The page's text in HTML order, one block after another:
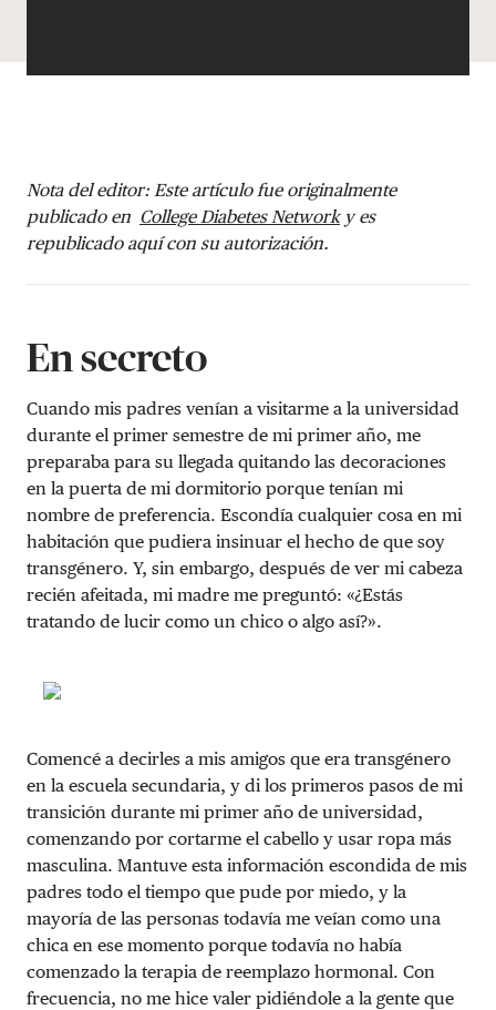
Nota del editor: Este artículo fue originalmente
publicado en College Diabetes Networky es
republicado aquí con su autorización.
En secreto
Cuando mis padres venían a visitarme a la universidad
durante el primer semestre de mi primer año, me
preparaba para su llegada quitando las decoraciones
en la puerta de mi dormitorio porque tenían mi
nombre de preferencia. Escondía cualquier cosa en mi
habitación que pudiera insinuar el hecho de que soy
transgénero. Y, sin embargo, después de ver mi cabeza
recién afeitada, mi madre me preguntó: «¿Estás
tratando de lucir como un chico o algo así?».
Comencé a decirles a mis amigos que era transgénero
en la escuela secundaria, y di los primeros pasos de mi
transición durante mi primer año de universidad,
comenzando por cortarme el cabello y usar ropa más
masculina. Mantuve esta información escondida de mis
padres todo el tiempo que pude por miedo, y la
mayoría de las personas todavía me veían como una
chica en ese momento porque todavía no había
comenzado la terapia de reemplazo hormonal. Con
frecuencia, no me hice valer pidiéndole a la gente que